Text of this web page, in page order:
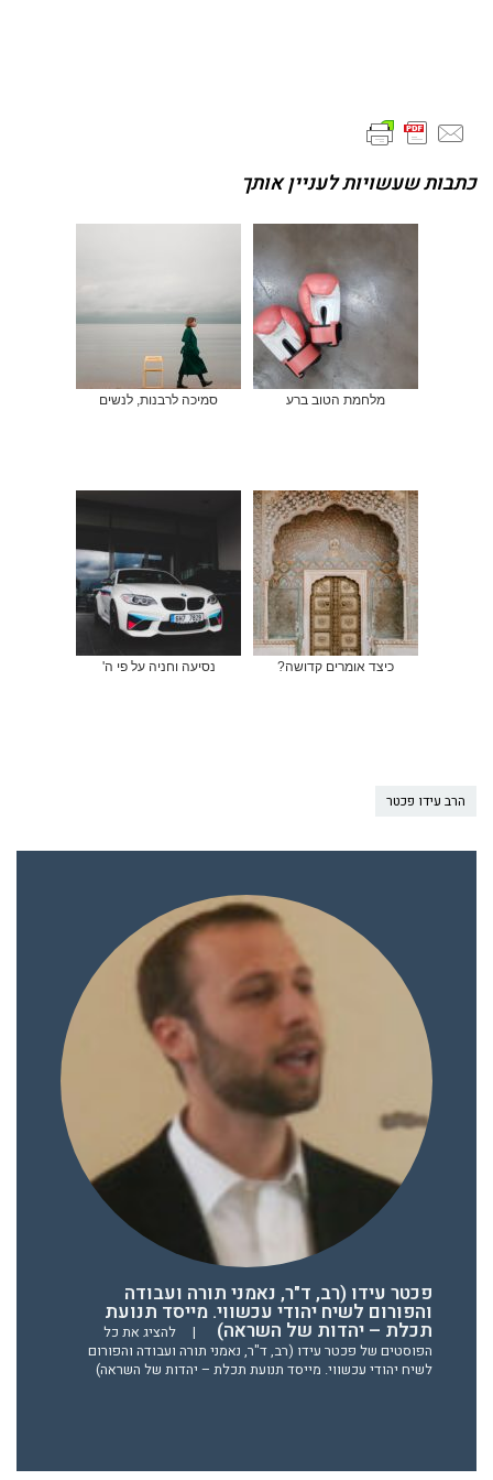
כתבות שעשויות לעניין אותך
מלחמת הטוב ברע סמיכה לרבנות, לנשים
כיצד אומרים קדושה? נסיעה וחניה על פי ה'
הרב עידו פכטר
פכטר עידו (רב, ד"ר, נאמני תורה ועבודה
והפורום לשיח יהודי עכשווי. מייסד תנועת
תכלת – יהדות של השראה) |
להציג את כל
הפוסטים של פכטר עידו (רב, ד"ר, נאמני תורה ועבודה והפורום
לשיח יהודי עכשווי. מייסד תנועת תכלת – יהדות של השראה)